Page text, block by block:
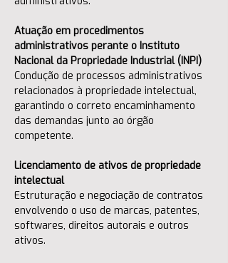
Atuação em procedimentos
administrativos perante o Instituto
Nacional da Propriedade Industrial (INPI)
Condução de processos administrativos
relacionados à propriedade intelectual,
garantindo o correto encaminhamento
das demandas junto ao órgão
competente.
Licenciamento de ativos de propriedade
intelectual
Estruturação e negociação de contratos
envolvendo o uso de marcas, patentes,
softwares, direitos autorais e outros
ativos.